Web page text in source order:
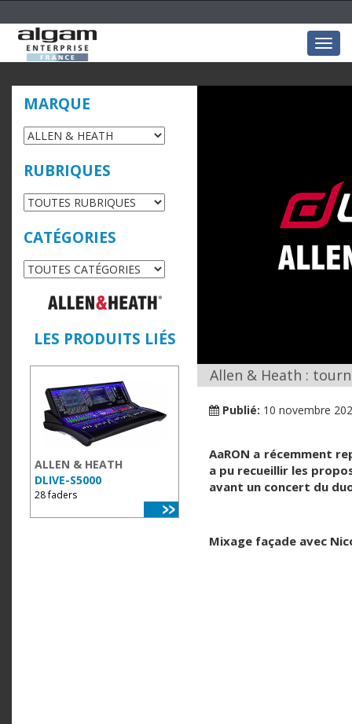
MARQUE
RUBRIQUES
CATÉGORIES
LES PRODUITS LIÉS
ALLEN & HEATH
DLIVE-S5000
28 faders
Allen & Heath :
Publié: 10 novembre
AaRON a récemment
a pu recueillir les
avant un concert du
Mixage façade avec